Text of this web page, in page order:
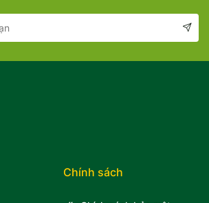
Chính sách